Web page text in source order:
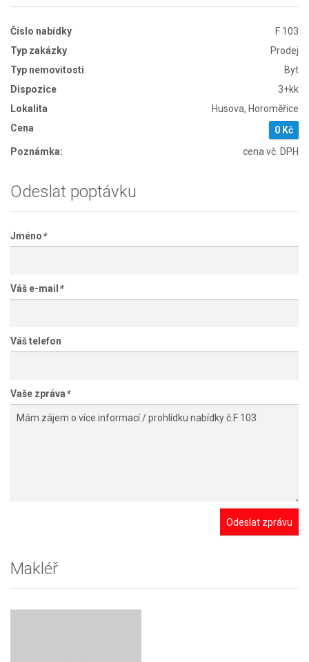
Číslo nabídky
F 103
Typ zakázky
Prodej
Typ nemovitosti
Byt
Dispozice
3+kk
Lokalita
Husova, Horoměřice
Cena
0 Kč
Poznámka:
cena vč. DPH
Odeslat poptávku
Jméno*
Váš e-mail *
Váš telefon
Vaše zpráva*
Odeslat zprávu
Makléř